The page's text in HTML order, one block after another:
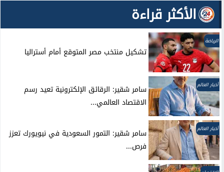
الأكثر قراءة
الرياضة
تشكيل منتخب مصر المتوقع أمام أستراليا
أخبار العالم
سامر شقير: الرقائق الإلكترونية تعيد رسم
الاقتصاد العالمي...
أخبار العالم
سامر شقير: التمور السعودية في نيويورك تعزز
فرص...